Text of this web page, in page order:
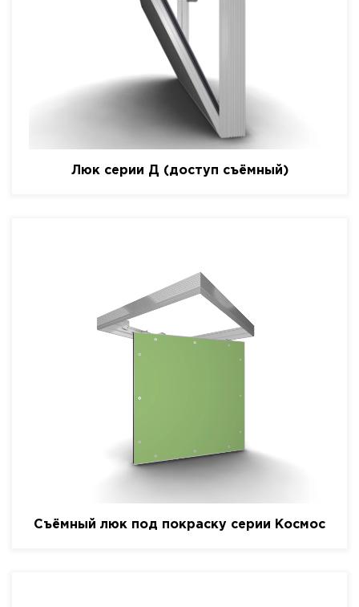
Люк серии Д (доступ съёмный)
Съёмный люк под покраску серии Космос